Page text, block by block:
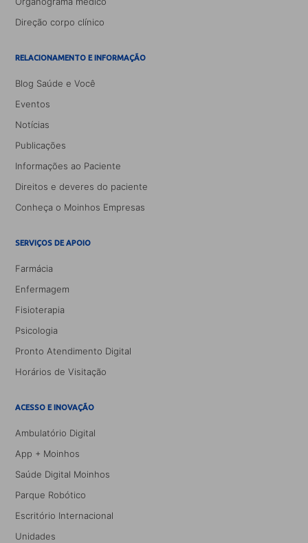
Direção corpo clínico
RELACIONAMENTO E INFORMAÇÃO
Blog Saúde e Você
Eventos
Notícias
Publicações
Informações ao Paciente
Direitos e deveres do paciente
Conheça o Moinhos Empresas
SERVIÇOS DE APOIO
Farmácia
Enfermagem
Fisioterapia
Psicologia
Pronto Atendimento Digital
Horários de Visitação
ACESSO E INOVAÇÃO
Ambulatório Digital
App + Moinhos
Saúde Digital Moinhos
Parque Robótico
Escritório Internacional
Unidades